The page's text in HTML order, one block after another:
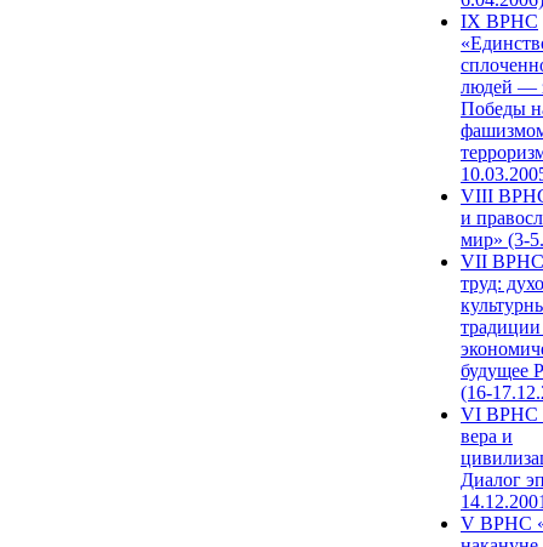
IX ВРНС
людей —
Победы
VIII
и
мир» (3-
VII ВРНС
труд:
будущее
(16-
VI ВРНС
вера и
Диалог
V ВРНС